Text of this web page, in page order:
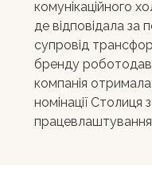
комунікаційного
де відповідала за
супровід
бренду
компанія
номінації